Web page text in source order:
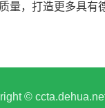
量，打造更多具有
©